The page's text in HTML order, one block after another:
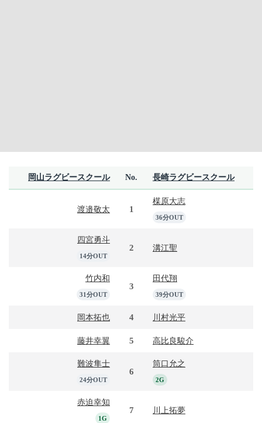
岡山ラグビースクール No. 長崎ラグビースクール
渡邉敬太 1
楳原大志
36分OUT
四宮勇斗
14分OUT
2 溝江聖
竹内和
31分OUT
3
田代翔
39分OUT
岡本拓也 4 川村光平
藤井幸翼 5 高比良駿介
難波隼士
24分OUT
6
筒口允之
2G
赤迫幸知
1G
7 川上拓夢